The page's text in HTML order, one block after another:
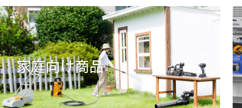
家庭向け商品